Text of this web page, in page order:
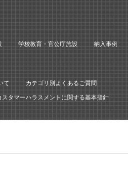
学校教育・官公庁施設 納入事例
て
カテゴリ別よくあるご質問
スタマーハラスメントに関する基本指針